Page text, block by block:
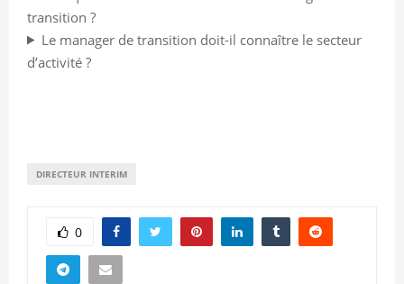
transition ?
Le manager de transition doit-il connaître le secteur
d’activité ?
DIRECTEUR INTERIM
0